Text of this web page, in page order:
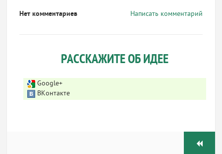
Написать комментарий
Нет комментариев
РАССКАЖИТЕ ОБ ИДЕЕ
Google+
ВКонтакте